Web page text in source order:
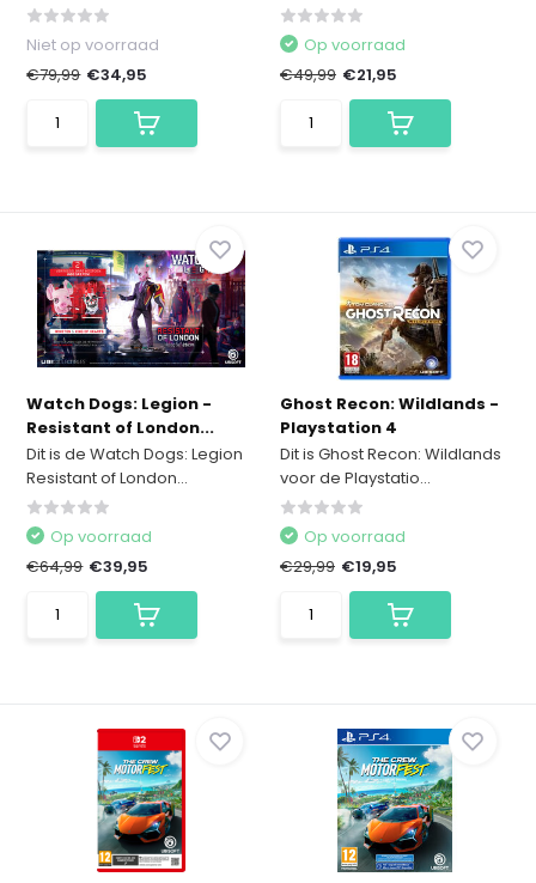
Niet op voorraad
€79,99 €34,95
Op voorraad
€49,99 €21,95
Watch Dogs: Legion -
Resistant of London...
Dit is de Watch Dogs: Legion
Resistant of London...
Op voorraad
€64,99 €39,95
Ghost Recon: Wildlands -
Playstation 4
Dit is Ghost Recon: Wildlands
voor de Playstatio...
Op voorraad
€29,99 €19,95